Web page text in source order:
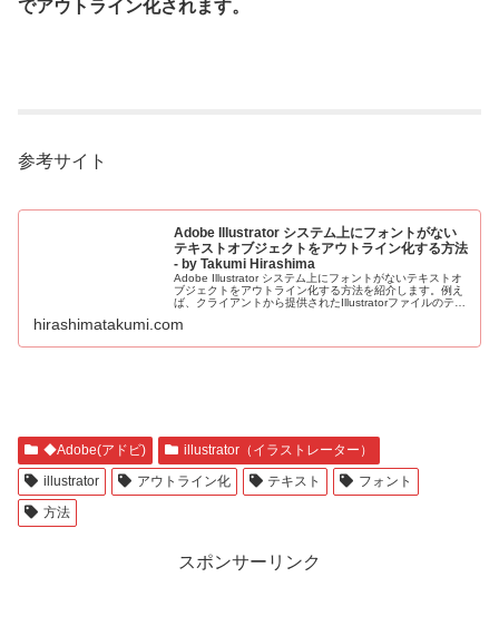
でアウトライン化されます。
参考サイト
Adobe Illustrator システム上にフォントがない
テキストオブジェクトをアウトライン化する方法
- by Takumi Hirashima
Adobe Illustrator システム上にフォントがないテキストオ
ブジェクトをアウトライン化する方法を紹介します。例え
ば、クライアントから提供されたIllustratorファイルのテキ
hirashimatakumi.com
◆Adobe(アドビ)
illustrator（イラストレーター）
illustrator
アウトライン化 テキスト
フォント
方法
スポンサーリンク